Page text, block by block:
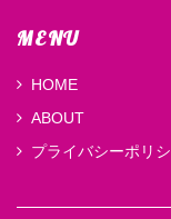
MENU
HOME
ABOUT
プライバシーポリ